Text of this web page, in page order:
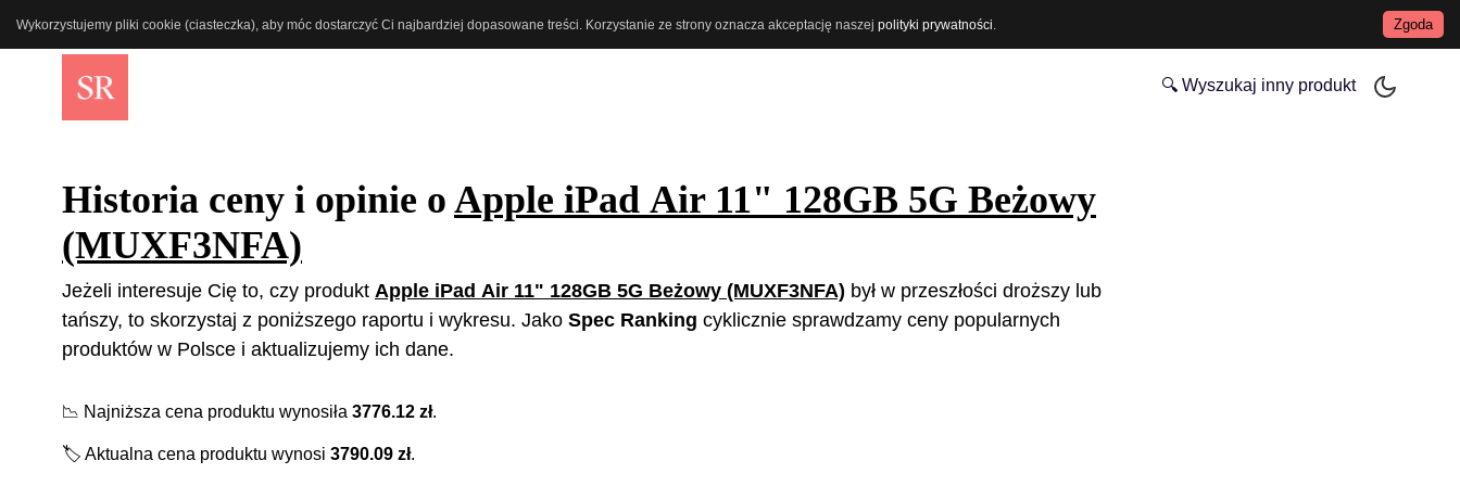
Wykorzystujemy pliki cookie (ciasteczka), aby móc dostarczyć Ci najbardziej dopasowane treści. Korzystanie ze strony oznacza akceptację naszej polityki prywatności Zgoda
🔍 Wyszukaj inny produkt
Historia ceny i opinie o Apple iPad Air 11" 128GB 5G Beżowy
(MUXF3NFA)
Jeżeli interesuje Cię to, czy produkt Apple iPad Air 11" 128GB 5G Beżowy (MUXF3NFA) był w przeszłości droższy lub
tańszy, to skorzystaj z poniższego raportu i wykresu. Jako Spec Ranking cyklicznie sprawdzamy ceny popularnych
produktów w Polsce i aktualizujemy ich dane.
📉 Najniższa cena produktu wynosiła 3776.12 zł.
🏷️ Aktualna cena produktu wynosi 3790.09 zł.